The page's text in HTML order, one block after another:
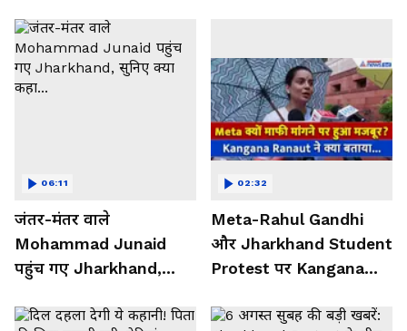
जंतर-मंतर वाले
Mohammad Junaid
पहुंच गए Jharkhand,
06:11
Meta-Rahul Gandhi
और Jharkhand Student
Protest पर Kangana
02:32